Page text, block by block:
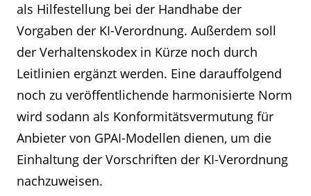
als Hilfestellung bei der Handhabe der
Vorgaben der KI-Verordnung. Außerdem soll
der Verhaltenskodex in Kürze noch durch
Leitlinien ergänzt werden. Eine darauffolgend
noch zu veröffentlichende harmonisierte Norm
wird sodann als Konformitätsvermutung für
Anbieter von GPAI-Modellen dienen, um die
Einhaltung der Vorschriften der KI-Verordnung
nachzuweisen.